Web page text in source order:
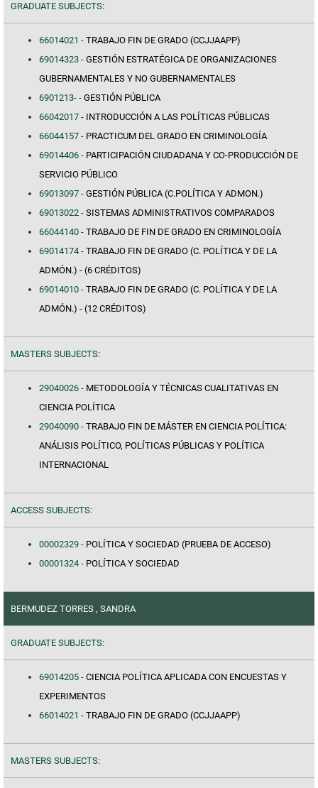
GRADUATE SUBJECTS:
66014021 - TRABAJO FIN DE GRADO (CCJJAAPP)
69014323 - GESTIÓN ESTRATÉGICA DE ORGANIZACIONES
GUBERNAMENTALES Y NO GUBERNAMENTALES
6901213- - GESTIÓN PÚBLICA
66042017 - INTRODUCCIÓN A LAS POLÍTICAS PÚBLICAS
66044157 - PRACTICUM DEL GRADO EN CRIMINOLOGÍA
69014406 - PARTICIPACIÓN CIUDADANA Y CO-PRODUCCIÓN DE
SERVICIO PÚBLICO
69013097 - GESTIÓN PÚBLICA (C.POLÍTICA Y ADMON.)
69013022 - SISTEMAS ADMINISTRATIVOS COMPARADOS
66044140 - TRABAJO DE FIN DE GRADO EN CRIMINOLOGÍA
69014174 - TRABAJO FIN DE GRADO (C. POLÍTICA Y DE LA
ADMÓN.) - (6 CRÉDITOS)
69014010 - TRABAJO FIN DE GRADO (C. POLÍTICA Y DE LA
ADMÓN.) - (12 CRÉDITOS)
MASTERS SUBJECTS:
29040026 - METODOLOGÍA Y TÉCNICAS CUALITATIVAS EN
CIENCIA POLÍTICA
29040090 - TRABAJO FIN DE MÁSTER EN CIENCIA POLÍTICA:
ANÁLISIS POLÍTICO, POLÍTICAS PÚBLICAS Y POLÍTICA
INTERNACIONAL
ACCESS SUBJECTS:
00002329 - POLÍTICA Y SOCIEDAD (PRUEBA DE ACCESO)
00001324 - POLÍTICA Y SOCIEDAD
BERMUDEZ TORRES , SANDRA
GRADUATE SUBJECTS:
69014205 - CIENCIA POLÍTICA APLICADA CON ENCUESTAS Y
EXPERIMENTOS
66014021 - TRABAJO FIN DE GRADO (CCJJAAPP)
MASTERS SUBJECTS: